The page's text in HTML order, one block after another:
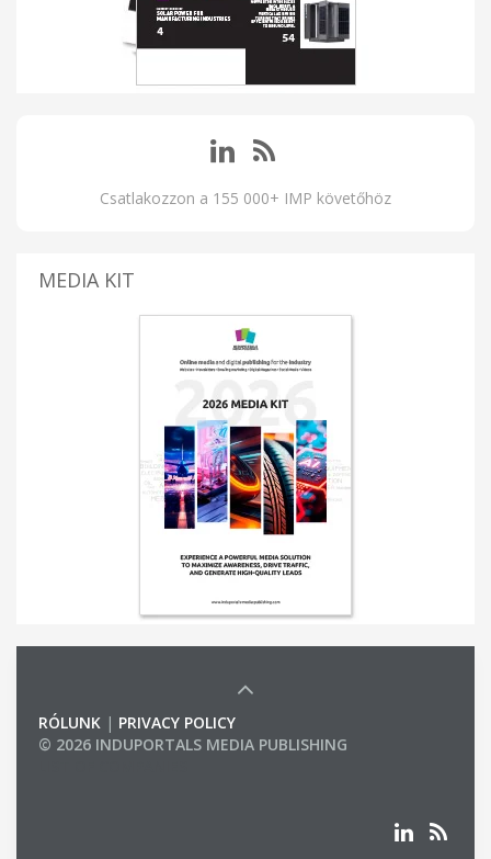
Csatlakozzon a 155 000+ IMP követőhöz
MEDIA KIT
RÓLUNK | PRIVACY POLICY
© 2026 INDUPORTALS MEDIA PUBLISHING